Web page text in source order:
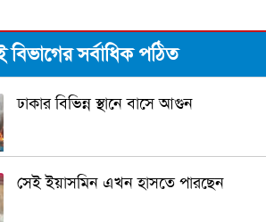
বিভাগের সর্বাধিক পঠিত
ঢাকার বিভিন্ন স্থানে বাসে আগুন
সেই ইয়াসমিন এখন হাসতে পারছেন